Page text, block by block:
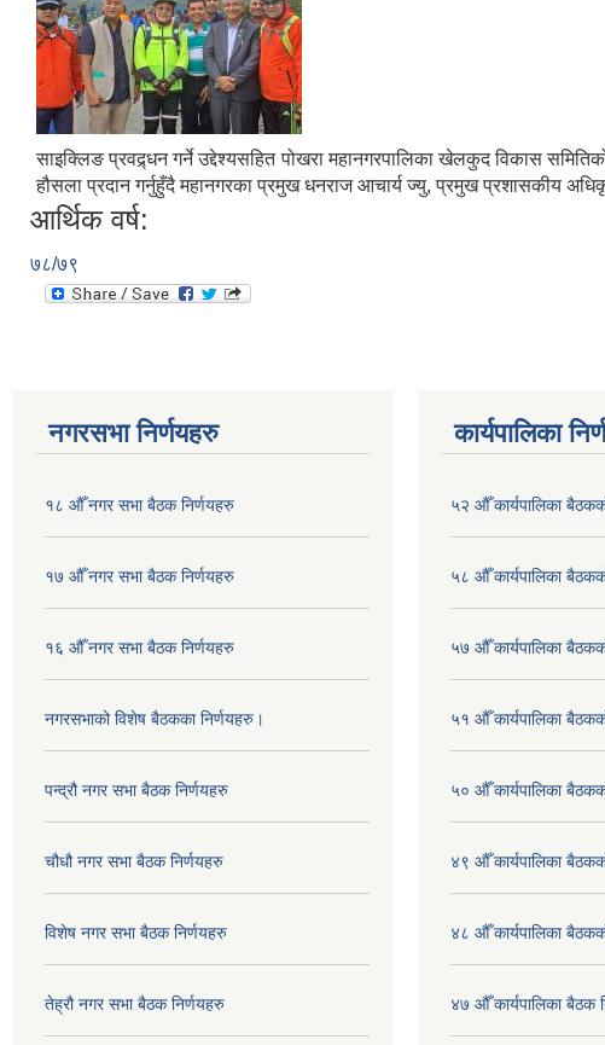
साइक्लिङ प्रवद्र्धन गर्ने उद्देश्यसहित पोखरा महानगरपालिका खेलकुद विकास
हौसला प्रदान गर्नुहुँदै महानगरका प्रमुख धनराज आचार्य ज्यु, प्रमुख प्रशासकीय
आर्थिक वर्ष:
७८/७९
नगरसभा निर्णयहरु
१८ औँ नगर सभा बैठक निर्णयहरु
१७ औँ नगर सभा बैठक निर्णयहरु
१६ औँ नगर सभा बैठक निर्णयहरु
नगरसभाको विशेष बैठकका निर्णयहरु।
पन्द्रौ नगर सभा बैठक निर्णयहरु
चौधौ नगर सभा बैठक निर्णयहरु
विशेष नगर सभा बैठक निर्णयहरु
तेह्रौ नगर सभा बैठक निर्णयहरु
कार्यपालिका
५२ औँ कार्यपालिका
५८ औँ कार्यपालिका
५७ औँ कार्यपालिका
५१ औँ कार्यपालिका
५० औँ कार्यपालिका
४९ औँ कार्यपालिका
४८ औँ कार्यपालिका
४७ औँ कार्यपालिका बैठक